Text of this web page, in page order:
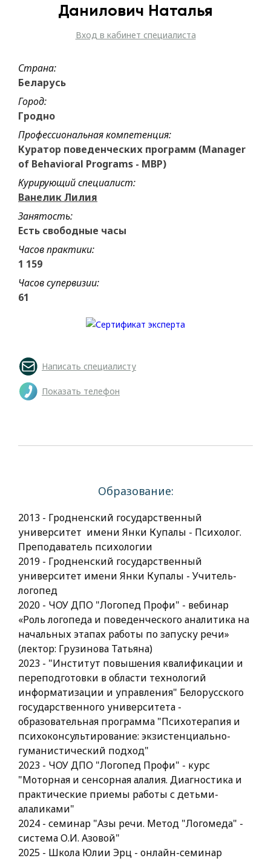
Данилович Наталья
Вход в кабинет специалиста
Страна:
Беларусь
Город:
Гродно
Профессиональная компетенция:
Куратор поведенческих программ (Manager
of Behavioral Programs - MBP)
Курирующий специалист:
Ванелик Лилия
Занятость:
Есть свободные часы
Часов практики:
1 159
Часов супервизии:
61
Написать специалисту
Показать телефон
Образование:
2013 - Гродненский государственный
университет имени Янки Купалы - Психолог.
Преподаватель психологии
2019 - Гродненский государственный
университет имени Янки Купалы - Учитель-
логопед
2020 - ЧОУ ДПО "Логопед Профи" - вебинар
«Роль логопеда и поведенческого аналитика на
начальных этапах работы по запуску речи»
(лектор: Грузинова Татьяна)
2023 - "Институт повышения квалификации и
переподготовки в области технологий
информатизации и управления" Белорусского
государственного университета -
образовательная программа "Психотерапия и
психоконсультирование: экзистенциально-
гуманистический подход"
2023 - ЧОУ ДПО "Логопед Профи" - курс
"Моторная и сенсорная алалия. Диагностика и
практические приемы работы с детьми-
алаликами"
2024 - семинар "Азы речи. Метод "Логомеда" -
система О.И. Азовой"
2025 - Школа Юлии Эрц - онлайн-семинар